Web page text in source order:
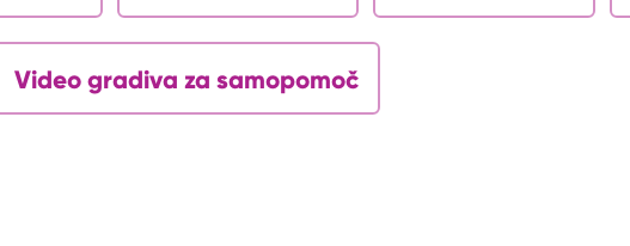
Video gradiva za samopomoč